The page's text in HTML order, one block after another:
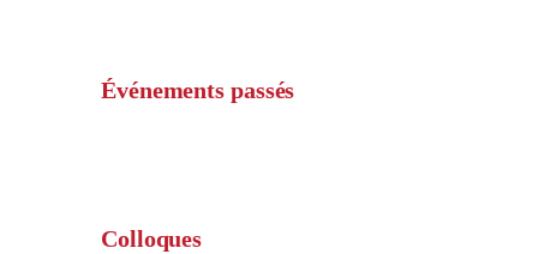
Événements passés
Colloques